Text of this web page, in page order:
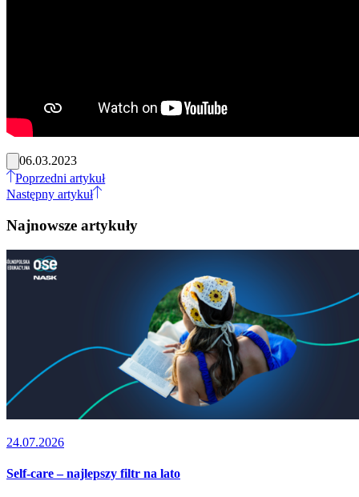
06.03.2023
Poprzedni artykuł
Następny artykuł
Najnowsze artykuły
24.07.2026
Self-care – najlepszy filtr na lato